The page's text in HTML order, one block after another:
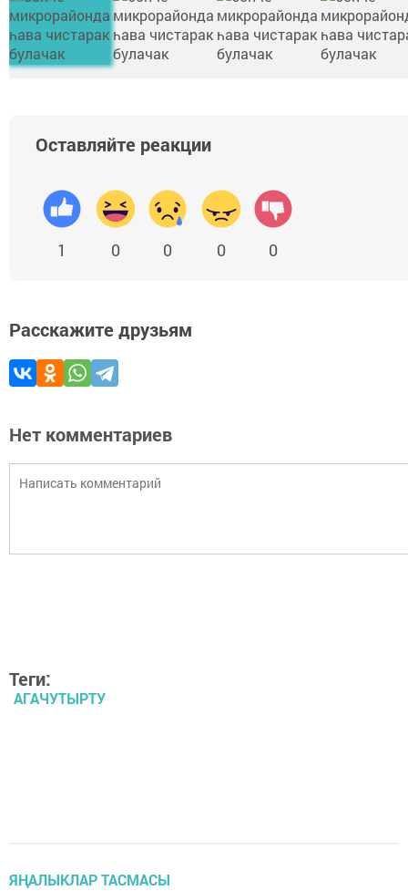
Оставляйте реакции
1 0 0 0 0
Расскажите друзьям
Нет комментариев
Теги:
АГАЧУТЫРТУ
ЯҢАЛЫКЛАР ТАСМАСЫ